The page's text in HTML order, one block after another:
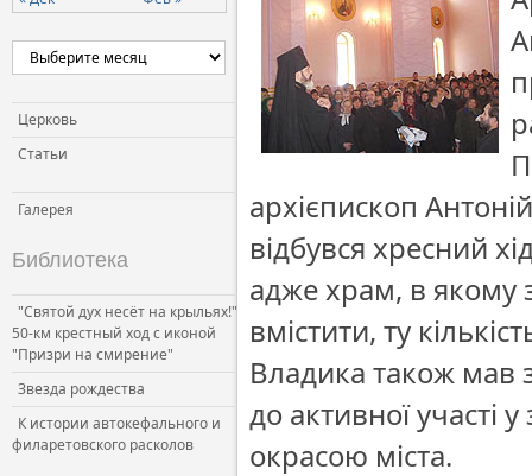
Церковь и власть
Церковь и общество
Церковь и СМИ
Церковь
Статьи
Галерея
Библиотека
"Святой дух несёт на крыльях!"
50-км крестный ход с иконой
"Призри на смирение"
Звезда рождества
К истории автокефального и
филаретовского расколов
архієпископ
відбувся хресний
адже храм, в якому
вмістити, ту
Владика також мав
до активної участі
окрасою міста.